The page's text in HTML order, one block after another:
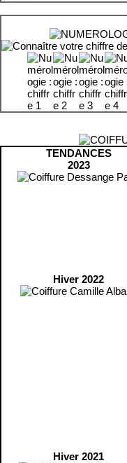
TENDANCES
2023
Hiver 2022
Hiver 2021